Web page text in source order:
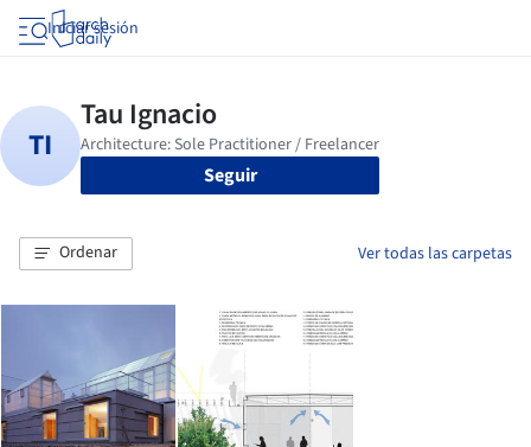
Iniciar sesión
Seguir
Ordenar Ver todas las carpetas